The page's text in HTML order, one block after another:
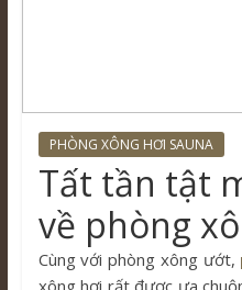
PHÒNG XÔNG HƠI SAUNA
Tất tần tật
về phòng
Cùng với phòng xông ướt,
xông hơi rất được ưa